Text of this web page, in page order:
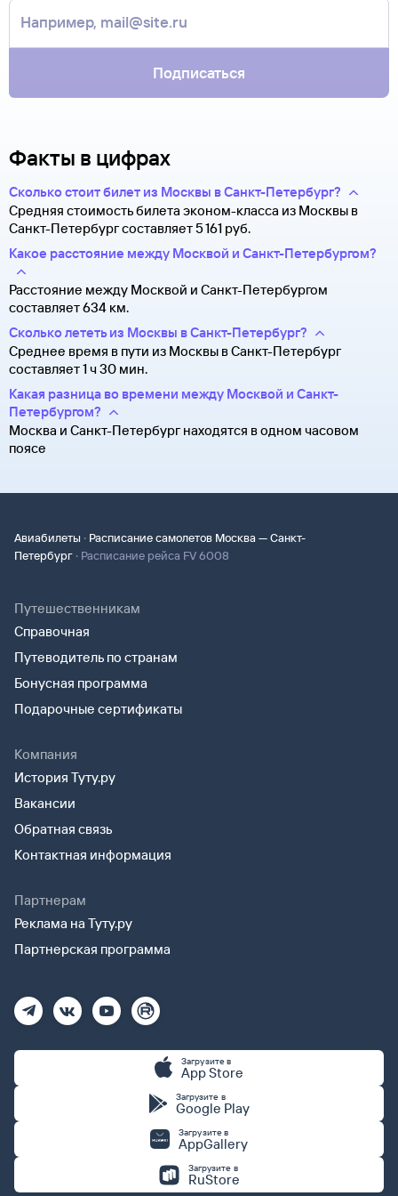
за границей, хотя для посадки в самолет вам понадобится
только паспорт.
билет. Вы можете связаться с ним напрямую.
Подписаться
Факты в цифрах
Сколько стоит билет из Москвы в Санкт-Петербург?
Средняя стоимость билета эконом-класса из Москвы в
Санкт-Петербург составляет 5 ⁠161 руб.
Какое расстояние между Москвой и Санкт-Петербургом?
Расстояние между Москвой и Санкт-Петербургом
составляет 634 км.
Сколько лететь из Москвы в Санкт-Петербург?
Среднее время в пути из Москвы в Санкт-Петербург
составляет 1 ч 30 мин.
Какая разница во времени между Москвой и Санкт-
Петербургом?
Москва и Санкт-Петербург находятся в одном часовом
поясе
Авиабилеты · Расписание самолетов Москва — Санкт-
Петербург · Расписание рейса FV 6008
Путешественникам
Справочная
Путеводитель по странам
Бонусная программа
Подарочные сертификаты
Компания
История Туту.ру
Вакансии
Обратная связь
Контактная информация
Партнерам
Реклама на Туту.ру
Партнерская программа
Загрузите в
App Store
Загрузите в
Google Play
Загрузите в
AppGallery
Загрузите в
RuStore